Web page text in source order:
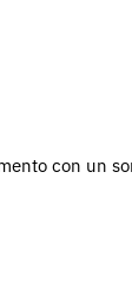
con un